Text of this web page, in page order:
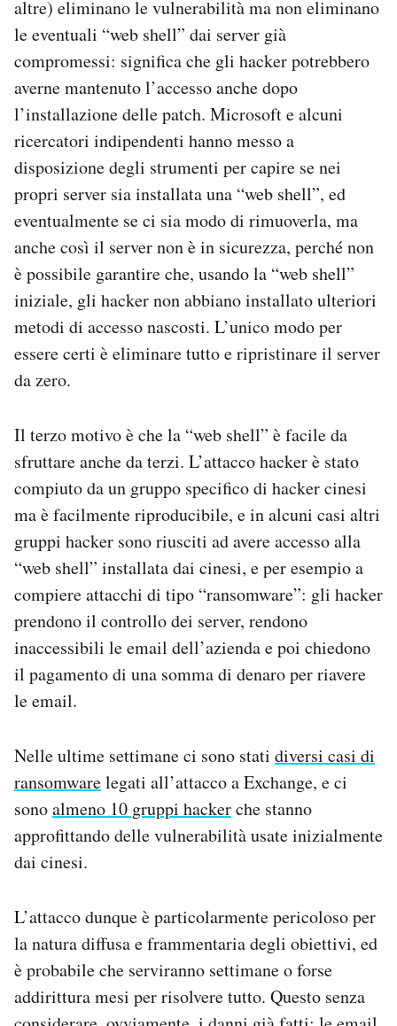
altre) eliminano le vulnerabilità ma non eliminano
le eventuali “web shell” dai server già
compromessi: significa che gli hacker potrebbero
averne mantenuto l’accesso anche dopo
l’installazione delle patch. Microsoft e alcuni
ricercatori indipendenti hanno messo a
disposizione degli strumenti per capire se nei
propri server sia installata una “web shell”, ed
eventualmente se ci sia modo di rimuoverla, ma
anche così il server non è in sicurezza, perché non
è possibile garantire che, usando la “web shell”
iniziale, gli hacker non abbiano installato ulteriori
metodi di accesso nascosti. L’unico modo per
essere certi è eliminare tutto e ripristinare il server
da zero.
Il terzo motivo è che la “web shell” è facile da
sfruttare anche da terzi. L’attacco hacker è stato
compiuto da un gruppo specifico di hacker cinesi
ma è facilmente riproducibile, e in alcuni casi altri
gruppi hacker sono riusciti ad avere accesso alla
“web shell” installata dai cinesi, e per esempio a
compiere attacchi di tipo “ransomware”: gli hacker
prendono il controllo dei server, rendono
inaccessibili le email dell’azienda e poi chiedono
il pagamento di una somma di denaro per riavere
le email.
Nelle ultime settimane ci sono stati diversi casi di
ransomwarelegati all’attacco a Exchange, e ci
sonoalmeno 10 gruppi hackerche stanno
approfittando delle vulnerabilità usate inizialmente
dai cinesi.
L’attacco dunque è particolarmente pericoloso per
la natura diffusa e frammentaria degli obiettivi, ed
è probabile che serviranno settimane o forse
addirittura mesi per risolvere tutto. Questo senza